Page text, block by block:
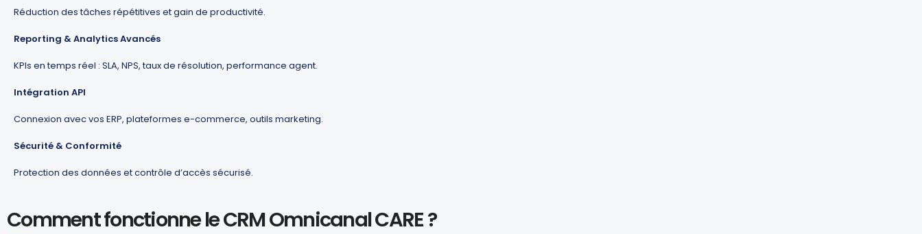
Réduction des tâches répétitives et gain de productivité.
Reporting & Analytics Avancés
KPIs en temps réel : SLA, NPS, taux de résolution, performance agent.
Intégration API
Connexion avec vos ERP, plateformes e-commerce, outils marketing.
Sécurité & Conformité
Protection des données et contrôle d’accès sécurisé.
Comment fonctionne le CRM Omnicanal CARE ?